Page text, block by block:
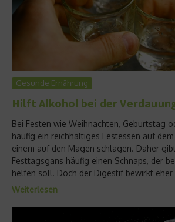
Gesunde Ernährung
Hilft Alkohol bei der
Bei Festen wie Weihnachten, Geburtstag
häufig ein reichhaltiges Festessen auf
einem auf den Magen schlagen. Daher
Festtagsgans häufig einen Schnaps, der
helfen soll. Doch der Digestif bewirkt eher
Weiterlesen